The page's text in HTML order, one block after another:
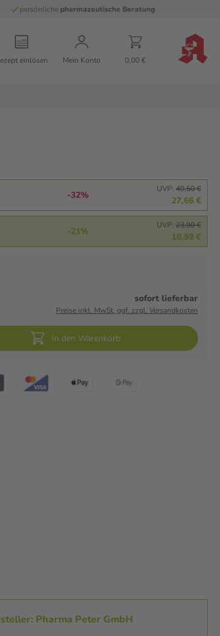
persönliche pharmazeutische Beratung
einlösen Mein Konto 0,00 €
-32%
UVP: 40,50 €
27,66 €
-21%
UVP: 23,90 €
18,99 €
sofort lieferbar
Preise inkl. MwSt. ggf. zzgl. Versandkosten
In den Warenkorb
Pharma Peter GmbH